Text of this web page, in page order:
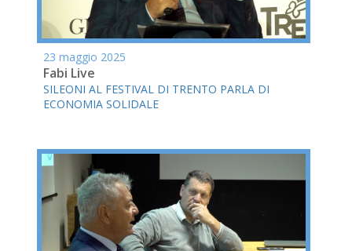
23 maggio 2025
Fabi Live
SILEONI AL FESTIVAL DI TRENTO PARLA DI
ECONOMIA SOLIDALE